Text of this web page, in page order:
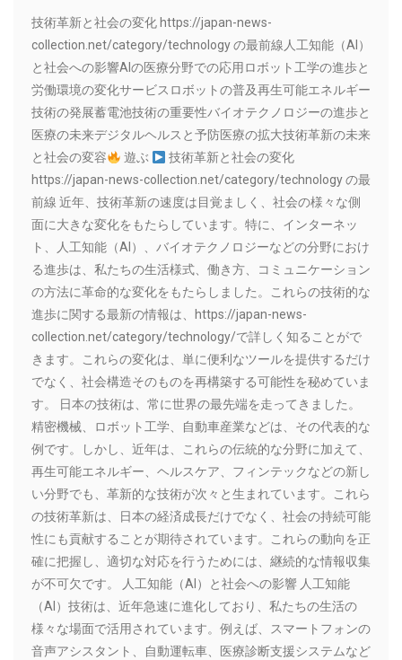
技術革新と社会の変化 https://japan-news-
collection.net/category/technology の最前線人工知能（AI）
と社会への影響AIの医療分野での応用ロボット工学の進歩と
労働環境の変化サービスロボットの普及再生可能エネルギー
技術の発展蓄電池技術の重要性バイオテクノロジーの進歩と
医療の未来デジタルヘルスと予防医療の拡大技術革新の未来
と社会の変容
遊ぶ
技術革新と社会の変化
https://japan-news-collection.net/category/technology の最
前線 近年、技術革新の速度は目覚ましく、社会の様々な側
面に大きな変化をもたらしています。特に、インターネッ
ト、人工知能（AI）、バイオテクノロジーなどの分野におけ
る進歩は、私たちの生活様式、働き方、コミュニケーション
の方法に革命的な変化をもたらしました。これらの技術的な
進歩に関する最新の情報は、https://japan-news-
collection.net/category/technology/で詳しく知ることがで
きます。これらの変化は、単に便利なツールを提供するだけ
でなく、社会構造そのものを再構築する可能性を秘めていま
す。 日本の技術は、常に世界の最先端を走ってきました。
精密機械、ロボット工学、自動車産業などは、その代表的な
例です。しかし、近年は、これらの伝統的な分野に加えて、
再生可能エネルギー、ヘルスケア、フィンテックなどの新し
い分野でも、革新的な技術が次々と生まれています。これら
の技術革新は、日本の経済成長だけでなく、社会の持続可能
性にも貢献することが期待されています。これらの動向を正
確に把握し、適切な対応を行うためには、継続的な情報収集
が不可欠です。 人工知能（AI）と社会への影響 人工知能
（AI）技術は、近年急速に進化しており、私たちの生活の
様々な場面で活用されています。例えば、スマートフォンの
音声アシスタント、自動運転車、医療診断支援システムなど